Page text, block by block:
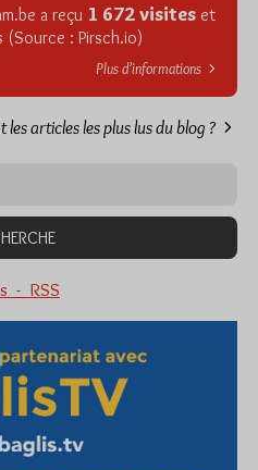
a reçu 1 672 visites et
(Source : Pirsch.io)
Plus d’informations
les articles les plus lus du blog ?
- RSS